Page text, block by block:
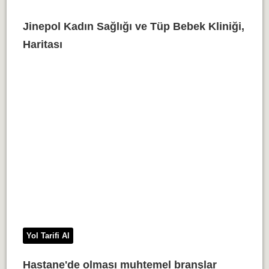
Jinepol Kadın Sağlığı ve Tüp Bebek Kliniği,
Haritası
Yol Tarifi Al
Hastane'de olması muhtemel branşlar